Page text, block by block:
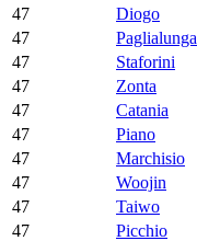
47
Diogo
47
Paglialunga
47
Staforini
47
Zonta
47
Catania
47
Piano
47
Marchisio
47
Woojin
47
Taiwo
47
Picchio